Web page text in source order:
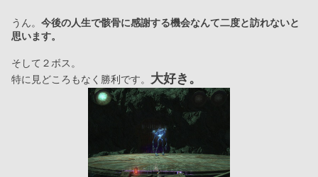
うん。 今後の人生で骸骨に感謝する機会なんて二度と訪れないと
思います。
そして２ボス。
特に見どころもなく勝利です。 大好き。